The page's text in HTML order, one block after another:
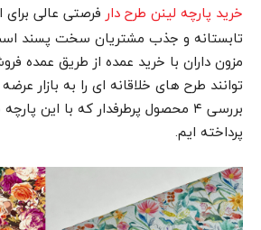
خرید پارچه لینن طرح دار فرصتی عالی
تابستانه و جذب مشتریان سخت پسند
مزون داران با خرید عمده از طریق عمده
توانند طرح های خلاقانه ای را به بازار
بررسی ۴ محصول پرطرفدار که با این
پرداخته ایم.